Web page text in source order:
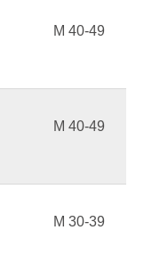
М 40-49
М 40-49
М 30-39